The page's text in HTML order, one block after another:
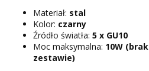
Materiał: stal
Kolor: czarny
Źródło światła: 5 x GU10
Moc maksymalna: 10W
zestawie)